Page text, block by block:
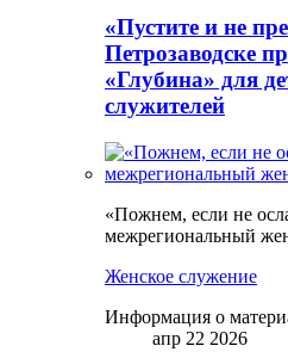
«Пустите и не
Петрозаводске
«Глубина» для
служителей
«Пожнем, если не
межрегиональный
Женское служение
Информация о
апр 22 2026